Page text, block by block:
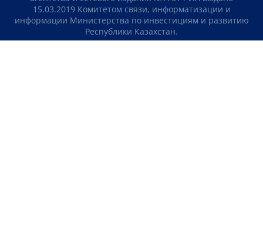
15.03.2019 Комитетом связи, информатизации и
информации Министерства по инвестициям и развитию
Республики Казахстан.